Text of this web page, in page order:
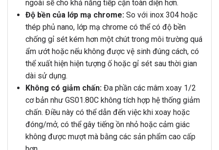
ngoài sẽ cho khả năng tiếp cận toàn diện hơn.
Độ bền của lớp mạ chrome:So với inox 304 hoặc
thép phủ nano, lớp mạ chrome có thể có độ bền
chống gỉ sét kém hơn một chút trong môi trường quá
ẩm ướt hoặc nếu không được vệ sinh đúng cách, có
thể xuất hiện hiện tượng ố hoặc gỉ sét sau thời gian
dài sử dụng.
Không có giảm chấn:Đa phần các mâm xoay 1/2
cơ bản như GS01.80C không tích hợp hệ thống giảm
chấn. Điều này có thể dẫn đến việc khi xoay hoặc
đóng/mở, có thể gây tiếng ồn nhỏ hoặc cảm giác
không được mượt mà bằng các sản phẩm cao cấp